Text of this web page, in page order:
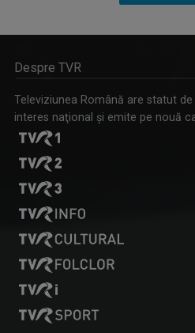
Tronson care aduce patru producții
REGIUNEA ÎN OBIECTIV
OANA LAZĂR
TVR Iaşi înseamnă exact jumătate din
Despre TVR
Televiziunea Română are statut
interes naţional şi emite pe nouă